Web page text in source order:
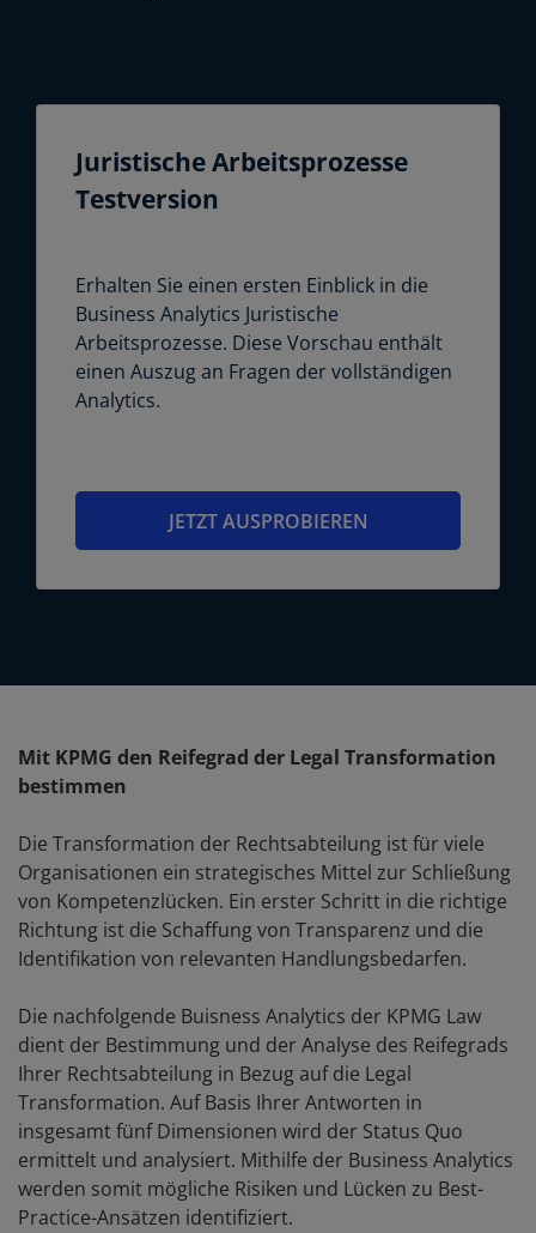
Ju­ris­ti­sche Ar­beits­pro­zes­se
Test­ver­si­on
Erhalten Sie einen ersten Einblick in die
Business Analytics Juristische
Arbeitsprozesse. Diese Vorschau enthält
einen Auszug an Fragen der vollständigen
Analytics.
JETZT AUSPROBIEREN
Mit KPMG den Reifegrad der Legal Transformation
bestimmen
Die Transformation der Rechtsabteilung ist für viele
Organisationen ein strategisches Mittel zur Schließung
von Kompetenzlücken. Ein erster Schritt in die richtige
Richtung ist die Schaffung von Transparenz und die
Identifikation von relevanten Handlungsbedarfen.
Die nachfolgende Buisness Analytics der KPMG Law
dient der Bestimmung und der Analyse des Reifegrads
Ihrer Rechtsabteilung in Bezug auf die Legal
Transformation. Auf Basis Ihrer Antworten in
insgesamt fünf Dimensionen wird der Status Quo
ermittelt und analysiert. Mithilfe der Business Analytics
werden somit mögliche Risiken und Lücken zu Best-
Practice-Ansätzen identifiziert.